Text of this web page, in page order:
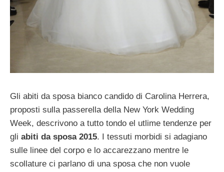
Gli abiti da sposa bianco candido di Carolina Herrera,
proposti sulla passerella della New York Wedding
Week, descrivono a tutto tondo el utlime tendenze per
gli abiti da sposa 2015. I tessuti morbidi si adagiano
sulle linee del corpo e lo accarezzano mentre le
scollature ci parlano di una sposa che non vuole